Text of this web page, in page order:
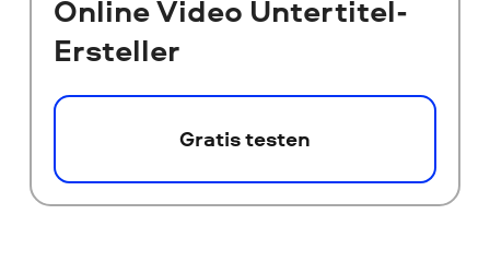
Online Video Untertitel-
Ersteller
Gratis testen